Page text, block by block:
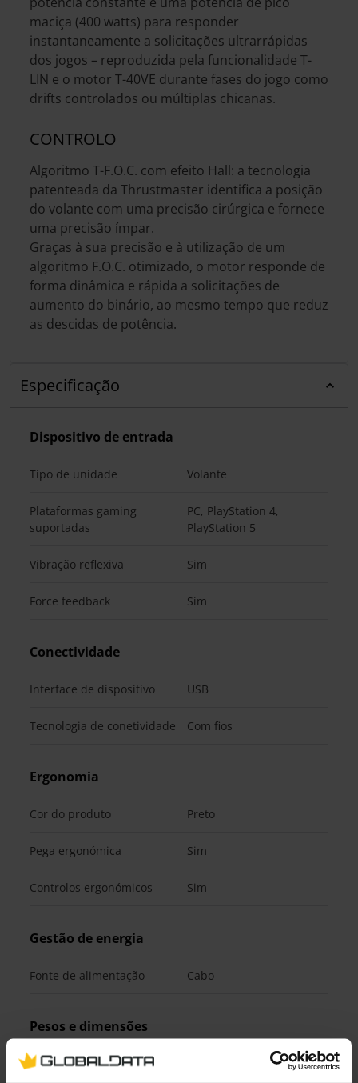
maciça (400 watts) para responder
instantaneamente a solicitações ultrarrápidas
dos jogos – reproduzida pela funcionalidade T-
LIN e o motor T-40VE durante fases do jogo como
drifts controlados ou múltiplas chicanas.
CONTROLO
Algoritmo T-F.O.C. com efeito Hall: a tecnologia
patenteada da Thrustmaster identifica a posição
do volante com uma precisão cirúrgica e fornece
uma precisão ímpar.
Graças à sua precisão e à utilização de um
algoritmo F.O.C. otimizado, o motor responde de
forma dinâmica e rápida a solicitações de
aumento do binário, ao mesmo tempo que reduz
as descidas de potência.
Especificação
Dispositivo de entrada
Tipo de unidade Volante
Plataformas gaming
suportadas
PC, PlayStation 4,
PlayStation 5
Vibração reflexiva Sim
Force feedback Sim
Conectividade
Interface de dispositivo USB
Tecnologia de conetividade Com fios
Ergonomia
Cor do produto Preto
Pega ergonómica Sim
Controlos ergonómicos Sim
Gestão de energia
Fonte de alimentação Cabo
Pesos e dimensões
Largura